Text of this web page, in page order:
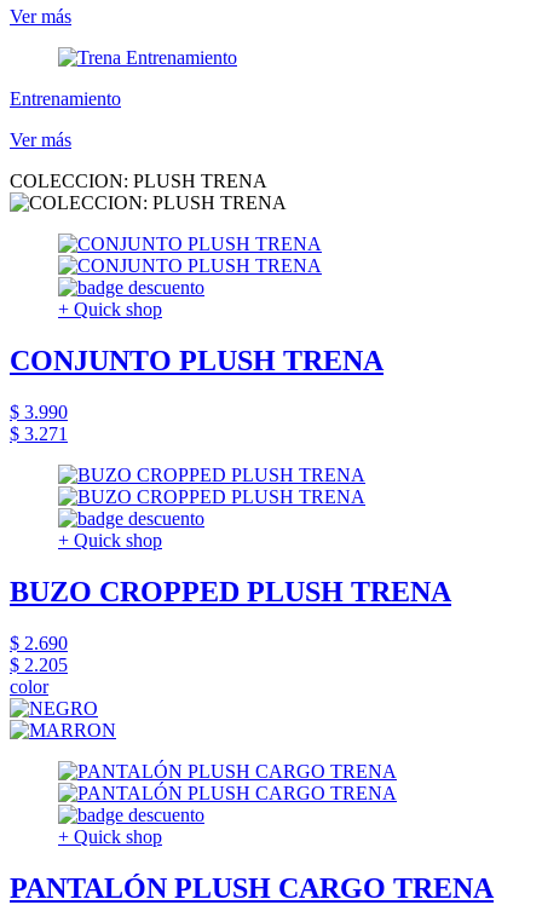
Ver más
Entrenamiento
Ver más
COLECCION: PLUSH TRENA
+ Quick shop
CONJUNTO PLUSH TRENA
$ 3.990
$ 3.271
+ Quick shop
BUZO CROPPED PLUSH TRENA
$ 2.690
$ 2.205
color
+ Quick shop
PANTALÓN PLUSH CARGO TRENA